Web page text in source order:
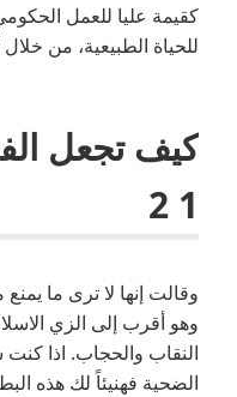
كقيمة عليا للعمل
للحياة الطبيعية، من
كيف تجعل
1 2
وقالت إنها لا ترى ما
وهو أقرب إلى الزي
النقاب والحجاب. اذا
الضحية فهنيئاً لك هذه